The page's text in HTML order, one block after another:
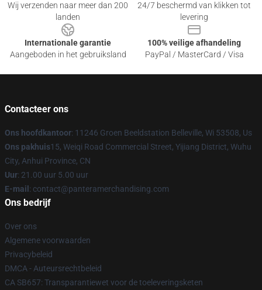
Wij verzenden naar meer dan 200
landen
24/7 beschermd van klikken tot
levering
Internationale garantie
Aangeboden in het gebruiksland
100% veilige afhandeling
PayPal / MasterCard / Visa
Contacteer ons
Ons hoofdkantoor: 11246 Groen Beeldstation Belleville, Wi 53508, Us
Ons pakhuis15, Weiqi Road Commercial Street, Yijiang District, Wuhu
City, Anhui Province, CN
Uur: 21.00 uur 5.00 uur
E-mail : contact@panteramerchandising.com
Ons bedrijf
Over ons
Algemene voorwaarden
Privacybeleid
DMCA - Auteursrechtbeleid
CA SB657: Transparantiewet voor de toeleveringsketen